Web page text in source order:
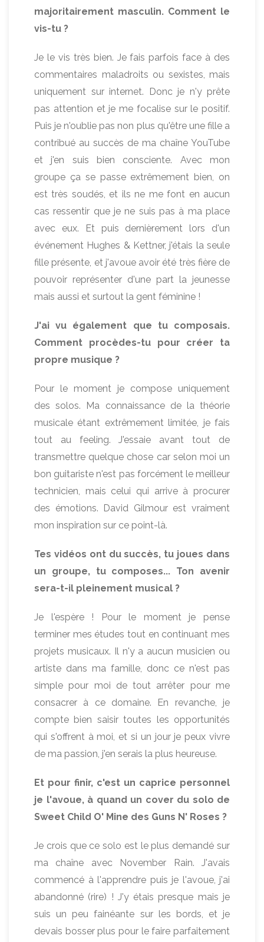
majoritairement masculin. Comment le
vis-tu ?
Je le vis très bien. Je fais parfois face à des
commentaires maladroits ou sexistes, mais
uniquement sur internet. Donc je n'y prête
pas attention et je me focalise sur le positif.
Puis je n'oublie pas non plus qu'être une fille a
contribué au succès de ma chaîne YouTube
et j'en suis bien consciente. Avec mon
groupe ça se passe extrêmement bien, on
est très soudés, et ils ne me font en aucun
cas ressentir que je ne suis pas à ma place
avec eux. Et puis dernièrement lors d'un
événement Hughes & Kettner, j'étais la seule
fille présente, et j'avoue avoir été très fière de
pouvoir représenter d'une part la jeunesse
mais aussi et surtout la gent féminine !
J'ai vu également que tu composais.
Comment procèdes-tu pour créer ta
propre musique ?
Pour le moment je compose uniquement
des solos. Ma connaissance de la théorie
musicale étant extrêmement limitée, je fais
tout au feeling. J'essaie avant tout de
transmettre quelque chose car selon moi un
bon guitariste n'est pas forcément le meilleur
technicien, mais celui qui arrive à procurer
des émotions. David Gilmour est vraiment
mon inspiration sur ce point-là.
Tes vidéos ont du succès, tu joues dans
un groupe, tu composes... Ton avenir
sera-t-il pleinement musical ?
Je l'espère ! Pour le moment je pense
terminer mes études tout en continuant mes
projets musicaux. Il n'y a aucun musicien ou
artiste dans ma famille, donc ce n'est pas
simple pour moi de tout arrêter pour me
consacrer à ce domaine. En revanche, je
compte bien saisir toutes les opportunités
qui s'offrent à moi, et si un jour je peux vivre
de ma passion, j'en serais la plus heureuse.
Et pour finir, c'est un caprice personnel
je l'avoue, à quand un cover du solo de
Sweet Child O' Mine des Guns N' Roses ?
Je crois que ce solo est le plus demandé sur
ma chaîne avec November Rain. J'avais
commencé à l'apprendre puis je l'avoue, j'ai
abandonné (rire) ! J'y étais presque mais je
suis un peu fainéante sur les bords, et je
devais bosser plus pour le faire parfaitement